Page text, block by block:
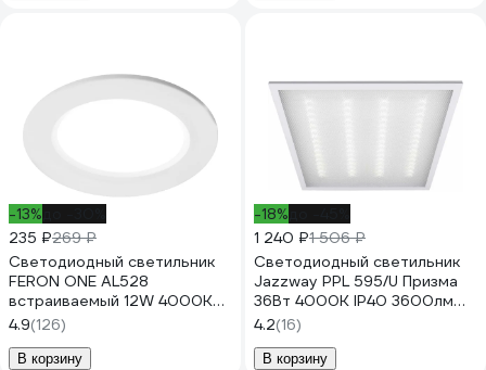
-13%
235 ₽269 ₽
Светодиодный светильник
FERON ONE AL528
встраиваемый 12W 4000K
белый, 48873
4.9(126)
В корзину
-18%
1 240 ₽1 506 ₽
Светодиодный светильник
Jazzway PPL 595/U Призма
36Вт 4000К IP40 3600лм
ДВО/ДПО универс. рассеив.
V2 негорюч. с драйвером
панель 2853486J
4.2(16)
В корзину